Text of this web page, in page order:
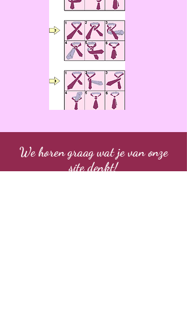
We horen graag wat je van onze
site denkt!